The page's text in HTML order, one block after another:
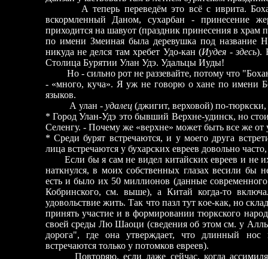
А теперь переведём это всё с иврита.
вскормленный Даном, сухарбан - принесение
приходится на шавуот (праздник принесения в
по имени Змеиная была деревушка под название
никуда не делся там хребет Удо-кан (Иудея - здесь).
Столица Бурятии Улан Удэ. Удальцы Иуды!
Но - сильно рот не раззевайте, потому что
- «много, куча». Я уж не говорю о хане по имени
языков.
А улан - удалец(джигит, верховой) по-
* Город Улан-Удэ это бывший Верхне-удинск, но
Селенгу. - Почему же «верхне» может быть все же от
* Среди бурят встречаются, и у моего друга
лица встречаются у бухарских евреев довольно
Если бы я сам не видел китайских евреев и не
наткнулся, в моих собственных глазах весили бы
есть и было их 50 миллионов (данные
Кобринского, см. выше), а Китай когда-то
удовольствие жить. Так что пазл тут кое-как, но
принять участие и в формировании тюркского
своей среды Лю Шаоци (сведения об этом см. у
дорога", где она утверждает, что длинный
встречаются только у потомков евреев).
Повторяю, если даже сейчас, когда